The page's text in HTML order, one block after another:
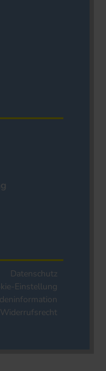
Datenschutz
Einstellung
Widerrufsrecht